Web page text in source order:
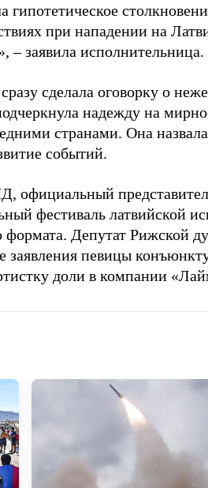
гипотетическое
при нападении на
– заявила исполнительница.
сделала оговорку о
надежду на
странами. Она
событий.
официальный
фестиваль латвийской
формата. Депутат Рижской
заявления певицы
доли в компании